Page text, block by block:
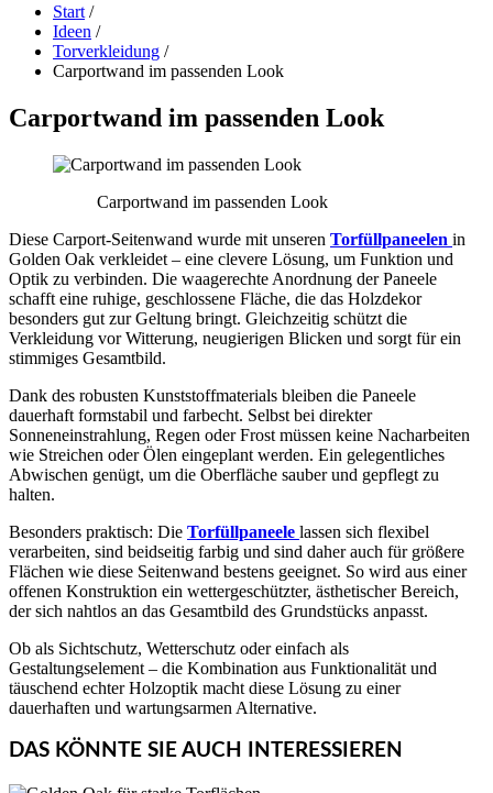
Start /
Ideen /
Torverkleidung /
Carportwand im passenden Look
Carportwand im passenden Look
Carportwand im passenden Look
Diese Carport-Seitenwand wurde mit unseren Torfüllpaneelen in
Golden Oak verkleidet – eine clevere Lösung, um Funktion und
Optik zu verbinden. Die waagerechte Anordnung der Paneele
schafft eine ruhige, geschlossene Fläche, die das Holzdekor
besonders gut zur Geltung bringt. Gleichzeitig schützt die
Verkleidung vor Witterung, neugierigen Blicken und sorgt für ein
stimmiges Gesamtbild.
Dank des robusten Kunststoffmaterials bleiben die Paneele
dauerhaft formstabil und farbecht. Selbst bei direkter
Sonneneinstrahlung, Regen oder Frost müssen keine Nacharbeiten
wie Streichen oder Ölen eingeplant werden. Ein gelegentliches
Abwischen genügt, um die Oberfläche sauber und gepflegt zu
halten.
Besonders praktisch: Die Torfüllpaneele lassen sich flexibel
verarbeiten, sind beidseitig farbig und sind daher auch für größere
Flächen wie diese Seitenwand bestens geeignet. So wird aus einer
offenen Konstruktion ein wettergeschützter, ästhetischer Bereich,
der sich nahtlos an das Gesamtbild des Grundstücks anpasst.
Ob als Sichtschutz, Wetterschutz oder einfach als
Gestaltungselement – die Kombination aus Funktionalität und
täuschend echter Holzoptik macht diese Lösung zu einer
dauerhaften und wartungsarmen Alternative.
DAS KÖNNTE SIE AUCH INTERESSIEREN